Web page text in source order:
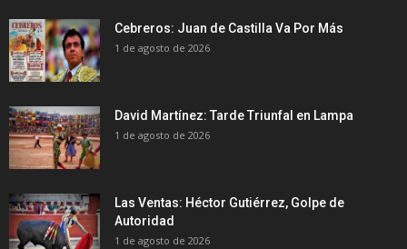
Cebreros: Juan de Castilla Va Por Más
1 de agosto de 2026
David Martínez: Tarde Triunfal en Lampa
1 de agosto de 2026
Las Ventas: Héctor Gutiérrez, Golpe de
Autoridad
1 de agosto de 2026